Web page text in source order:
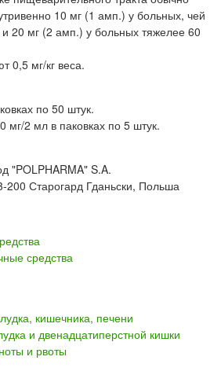
10 мг (1 амп.) у больных, чей
20 мг (2 амп.) у больных тяжелее 60
0,5 мг/кг веса.
по 50 штук.
2 мл в паковках по 5 штук.
"POLPHARMA" S.A.
200 Старогард Гданьски, Польша
средства
кишечника, печени
и двенадцатиперстной кишки
и рвоты